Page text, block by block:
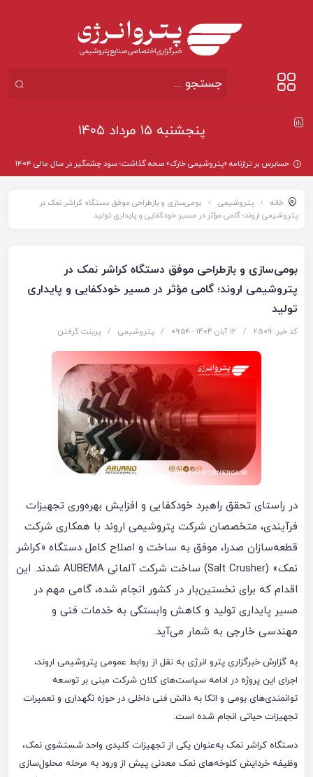
پنجشنبه ۱۵ مرداد ۱۴۰۵
حسابرس بر ترازنامه «پتروشیمی خارک» صحه گذاشت؛ سود چشمگیر در سال مالی ۱۴۰۴
خانه پتروشیمی
بومی‌سازی و بازطراحی موفق دستگاه کراشر نمک در
پتروشیمی اروند؛ گامی مؤثر در مسیر خودکفایی و پایداری تولید
بومی‌سازی و بازطراحی موفق دستگاه کراشر نمک در
پتروشیمی اروند؛ گامی مؤثر در مسیر خودکفایی و پایداری
تولید
کد خبر: 2509 / 12 آبان 1404 - ۰۹:۵۴ / پتروشیمی / پرینت گرفتن
در راستای تحقق راهبرد خودکفایی و افزایش بهره‌وری تجهیزات
فرآیندی، متخصصان شرکت پتروشیمی اروند با همکاری شرکت
قطعه‌سازان صدرا، موفق به ساخت و اصلاح کامل دستگاه «کراشر
نمک» (Salt Crusher) ساخت شرکت آلمانی AUBEMA شدند. این
اقدام که برای نخستین‌بار در کشور انجام شده، گامی مهم در
مسیر پایداری تولید و کاهش وابستگی به خدمات فنی و
مهندسی خارجی به شمار می‌آید.
به گزارش خبرگزاری پترو انرژی به نقل از روابط عمومی پتروشیمی اروند،
اجرای این پروژه در ادامه سیاست‌های کلان شرکت مبنی بر توسعه
توانمندی‌های بومی و اتکا به دانش فنی داخلی در حوزه نگهداری و تعمیرات
تجهیزات حیاتی انجام شده است.
دستگاه کراشر نمک به‌عنوان یکی از تجهیزات کلیدی واحد شستشوی نمک،
وظیفه خردایش کلوخه‌های نمک معدنی پیش از ورود به مرحله محلول‌سازی